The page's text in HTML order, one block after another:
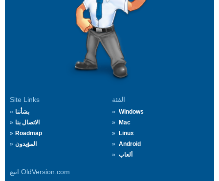
Site Links
بشأننا
الاتصال بنا
Roadmap
المؤيدون
الفئة
Windows
Mac
Linux
Android
ألعاب
اتبع OldVersion.com